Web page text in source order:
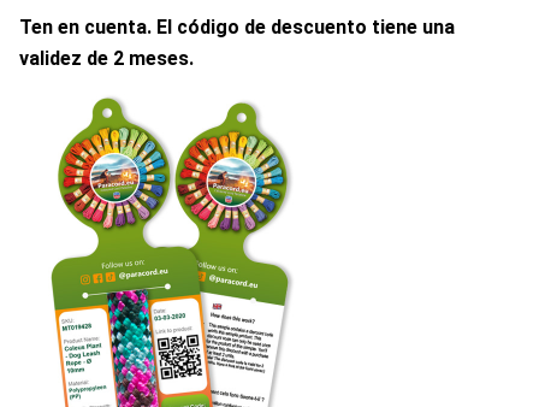
Ten en cuenta. El código de descuento tiene una
validez de 2 meses.